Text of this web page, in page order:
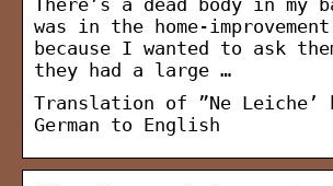
There’s a dead body in my
was in the home-
because I wanted to ask
they had a large …
Translation of ”Ne Leiche’
German to English